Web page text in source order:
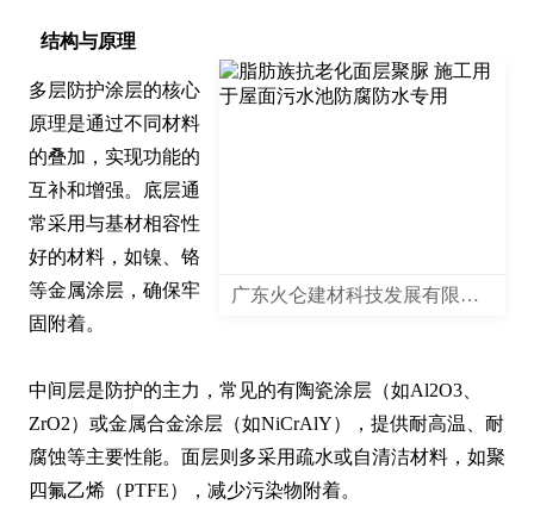
结构与原理
广东火仑建材科技发展有限公司
多层防护涂层的核心
原理是通过不同材料
的叠加，实现功能的
互补和增强。底层通
常采用与基材相容性
好的材料，如镍、铬
等金属涂层，确保牢
固附着。
中间层是防护的主力，常见的有陶瓷涂层（如Al2O3、
ZrO2）或金属合金涂层（如NiCrAlY），提供耐高温、耐
腐蚀等主要性能。面层则多采用疏水或自清洁材料，如聚
四氟乙烯（PTFE），减少污染物附着。